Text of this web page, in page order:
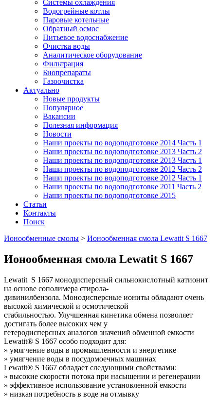
Системы охлаждения
Водогрейные котлы
Паровые котельные
Обратный осмос
Питьевое водоснабжение
Очистка воды
Аналитическое оборудование
Фильтрация
Биопрепараты
Газоочистка
Актуально
Новые продукты
Популярное
Вакансии
Полезная информация
Новости
Наши проекты по водоподготовке 2014 Часть 1
Наши проекты по водоподготовке 2013 Часть 2
Наши проекты по водоподготовке 2013 Часть 1
Наши проекты по водоподготовке 2012 Часть 2
Наши проекты по водоподготовке 2012 Часть 1
Наши проекты по водоподготовке 2011 Часть 2
Наши проекты по водоподготовке 2015
Статьи
Контакты
Поиск
Ионообменные смолы > Ионообменная смола Lewatit S 1667
Ионообменная смола Lewatit S 1667
Lewatit S 1667 монодисперсный сильнокислотный катионит
на основе сополимера стирола-
дивинилбензола. Монодисперсные иониты обладают очень
высокой химической и осмотической
стабильностью. Улучшенная кинетика обмена позволяет
достигать более высоких чем у
гетеродисперсных аналогов значений обменной емкости
Lewatit® S 1667 особо подходит для:
» умягчение воды в промышленности и энергетике
» умягчение воды в посудомоечных машинах
Lewatit® S 1667 обладает следующими свойствами:
» высокие скорости потока при насыщении и регенерации
» эффективное использование установленной емкости
» низкая потребность в воде на отмывку